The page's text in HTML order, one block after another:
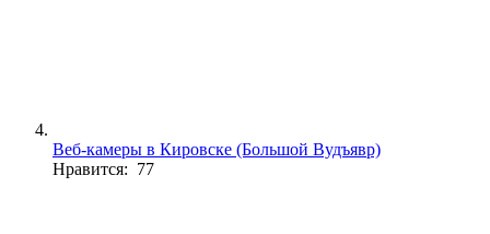
Веб-камеры в Кировске (Большой Вудъявр)
Нравится: 77